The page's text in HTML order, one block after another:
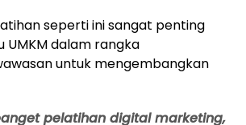
seperti ini sangat penting
UMKM dalam rangka
untuk mengembangkan
pelatihan digital marketing,